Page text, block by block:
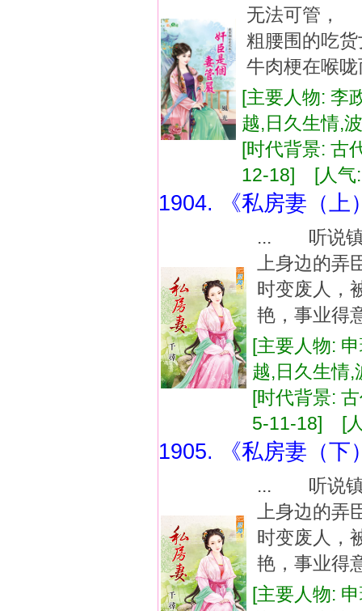
无法可管，
粗腰围的吃
牛肉梗在喉
[主要人物:
越,日久生情,
[时代背景:
12-18] [人
1904. 《私房妻（上
... 听说镇
上身边的
时变废人
艳，事业得
[主要人物:
越,日久生
[时代背景:
5-11-18] [
1905. 《私房妻（下
... 听说镇
上身边的
时变废人
艳，事业得
[主要人物: